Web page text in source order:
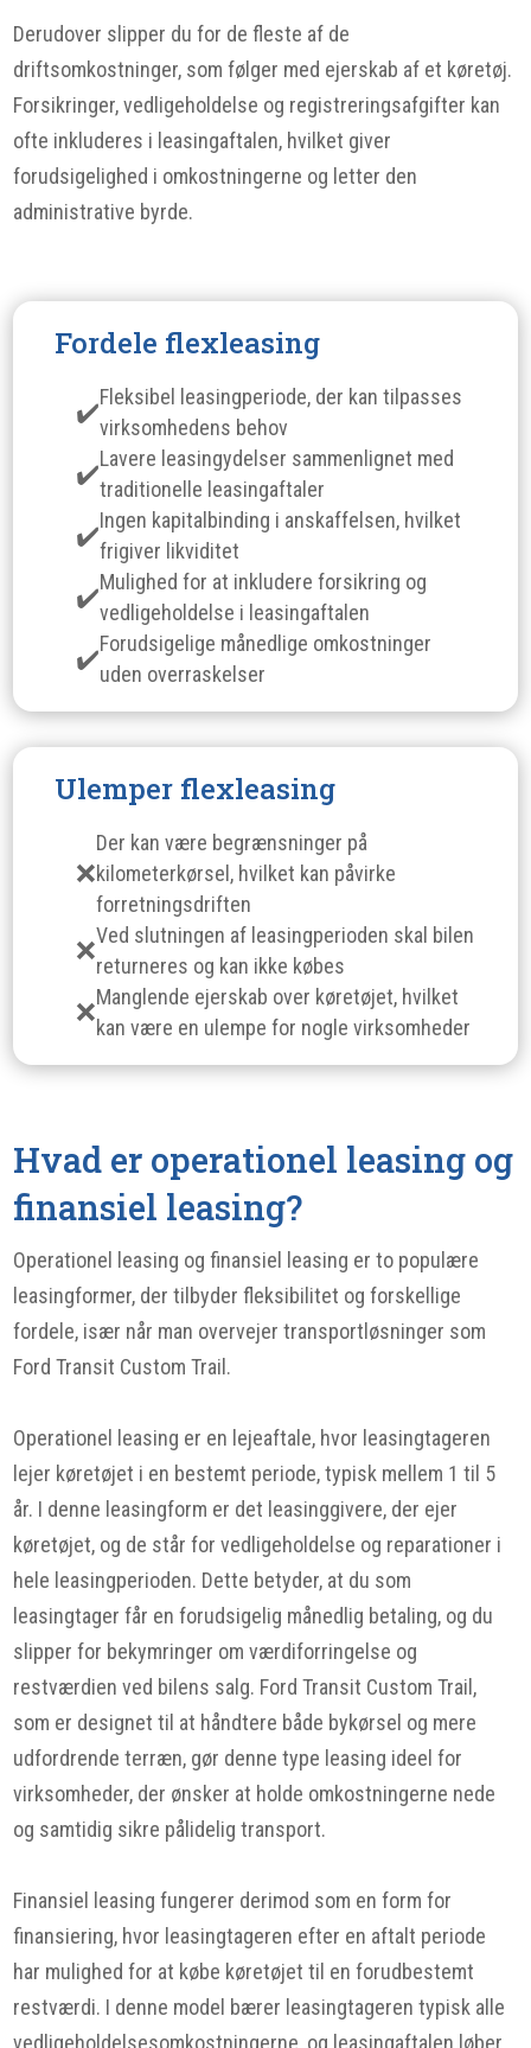
Derudover slipper du for de fleste af de
driftsomkostninger, som følger med ejerskab af et køretøj.
Forsikringer, vedligeholdelse og registreringsafgifter kan
ofte inkluderes i leasingaftalen, hvilket giver
forudsigelighed i omkostningerne og letter den
administrative byrde.
Fordele flexleasing
Fleksibel leasingperiode, der kan tilpasses
virksomhedens behov
Lavere leasingydelser sammenlignet med
traditionelle leasingaftaler
Ingen kapitalbinding i anskaffelsen, hvilket
frigiver likviditet
Mulighed for at inkludere forsikring og
vedligeholdelse i leasingaftalen
Forudsigelige månedlige omkostninger
uden overraskelser
Ulemper flexleasing
Der kan være begrænsninger på
kilometerkørsel, hvilket kan påvirke
forretningsdriften
Ved slutningen af leasingperioden skal bilen
returneres og kan ikke købes
Manglende ejerskab over køretøjet, hvilket
kan være en ulempe for nogle virksomheder
Hvad er operationel leasing og
finansiel leasing?
Operationel leasing og finansiel leasing er to populære
leasingformer, der tilbyder fleksibilitet og forskellige
fordele, især når man overvejer transportløsninger som
Ford Transit Custom Trail.
Operationel leasing er en lejeaftale, hvor leasingtageren
lejer køretøjet i en bestemt periode, typisk mellem 1 til 5
år. I denne leasingform er det leasinggivere, der ejer
køretøjet, og de står for vedligeholdelse og reparationer i
hele leasingperioden. Dette betyder, at du som
leasingtager får en forudsigelig månedlig betaling, og du
slipper for bekymringer om værdiforringelse og
restværdien ved bilens salg. Ford Transit Custom Trail,
som er designet til at håndtere både bykørsel og mere
udfordrende terræn, gør denne type leasing ideel for
virksomheder, der ønsker at holde omkostningerne nede
og samtidig sikre pålidelig transport.
Finansiel leasing fungerer derimod som en form for
finansiering, hvor leasingtageren efter en aftalt periode
har mulighed for at købe køretøjet til en forudbestemt
restværdi. I denne model bærer leasingtageren typisk alle
vedligeholdelsesomkostningerne, og leasingaftalen løber